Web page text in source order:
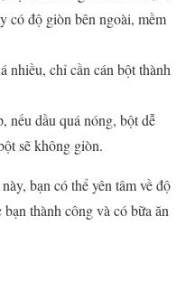
có độ giòn bên ngoài, mềm
nhiều, chỉ cần cán bột thành
nếu dầu quá nóng, bột dễ
sẽ không giòn.
bạn có thể yên tâm về độ
thành công và có bữa ăn